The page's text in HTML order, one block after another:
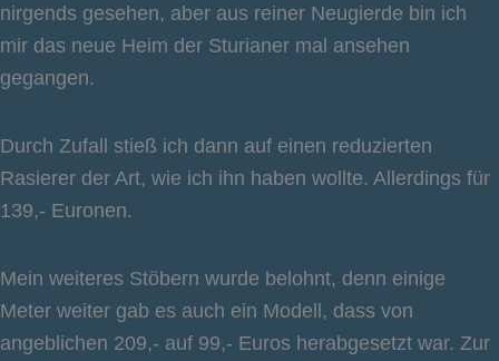
nirgends gesehen, aber aus reiner Neugierde bin ich
mir das neue Heim der Sturianer mal ansehen
gegangen.
Durch Zufall stieß ich dann auf einen reduzierten
Rasierer der Art, wie ich ihn haben wollte. Allerdings für
139,- Euronen.
Mein weiteres Stöbern wurde belohnt, denn einige
Meter weiter gab es auch ein Modell, dass von
angeblichen 209,- auf 99,- Euros herabgesetzt war. Zur